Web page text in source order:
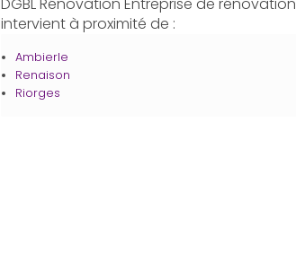
DGBL Rénovation Entreprise de rénovation
intervient à proximité de :
Ambierle
Renaison
Riorges